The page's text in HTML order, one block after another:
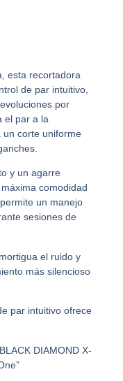
esta recortadora
de par intuitivo,
por
el par a la
un corte uniforme
y un agarre
comodidad
un manejo
sesiones de
el ruido y
más silencioso
par intuitivo ofrece
DIAMOND X-